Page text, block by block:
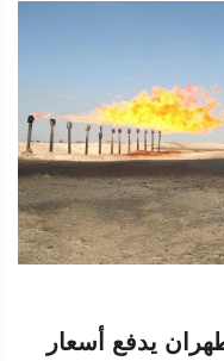
يدفع أسعار